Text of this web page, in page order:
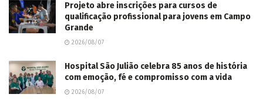
Projeto abre inscrições para cursos de
qualificação profissional para jovens em Campo
Grande
2026/08/07
Hospital São Julião celebra 85 anos de história
com emoção, fé e compromisso com a vida
2026/08/07